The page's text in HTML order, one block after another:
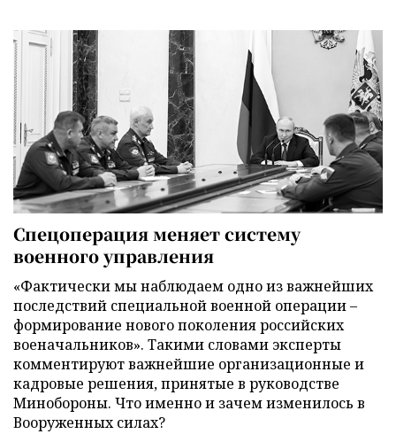
Спецоперация меняет систему
военного управления
«Фактически мы наблюдаем одно из важнейших
последствий специальной военной операции –
формирование нового поколения российских
военачальников». Такими словами эксперты
комментируют важнейшие организационные и
кадровые решения, принятые в руководстве
Минобороны. Что именно и зачем изменилось в
Вооруженных силах?